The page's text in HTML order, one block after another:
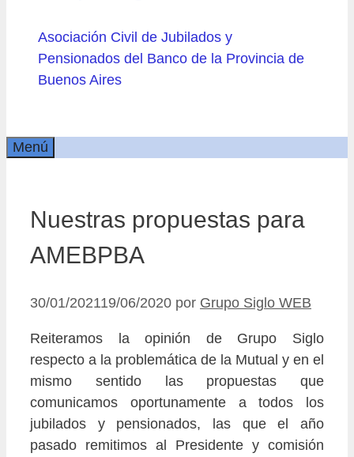
Asociación Civil de Jubilados y
Pensionados del Banco de la Provincia de
Buenos Aires
Menú
Nuestras propuestas para
AMEBPBA
30/01/202119/06/2020 por Grupo Siglo WEB
Reiteramos la opinión de Grupo Siglo
respecto a la problemática de la Mutual y en el
mismo sentido las propuestas que
comunicamos oportunamente a todos los
jubilados y pensionados, las que el año
pasado remitimos al Presidente y comisión